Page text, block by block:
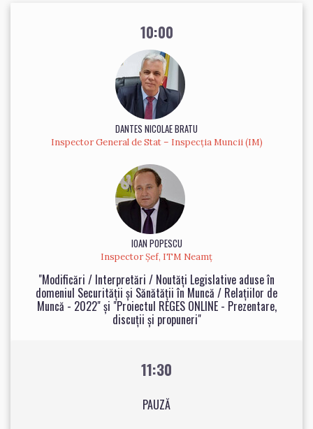
10:00
DANTES NICOLAE BRATU
Inspector General de Stat – Inspecția Muncii (IM)
IOAN POPESCU
Inspector Șef, ITM Neamț
"Modificări / Interpretări / Noutăți Legislative aduse în
domeniul Securității și Sănătății în Muncă / Relațiilor de
Muncă - 2022" și "Proiectul REGES ONLINE - Prezentare,
discuții și propuneri"
11:30
PAUZĂ